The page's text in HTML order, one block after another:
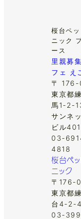
桜台ペッ
ニック
ース
里親募
フェ え
〒 176-
東京都
馬1-2-
サンネ
ビル401
03-
4818
桜台ペッ
ニック
〒176-
東京都
台4-2-4
03-